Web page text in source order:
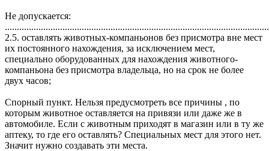
Не допускается:
2.5. оставлять животных-компаньонов без присмотра вне мест
их постоянного нахождения, за исключением мест,
специально оборудованных для нахождения животного-
компаньона без присмотра владельца, но на срок не более
двух часов;
Спорный пункт. Нельзя предусмотреть все причины , по
которым животное оставляется на привязи или даже же в
автомобиле. Если с животным приходят в магазин или в ту же
аптеку, то где его оставлять? Специальных мест для этого нет.
Значит нужно создавать эти места.